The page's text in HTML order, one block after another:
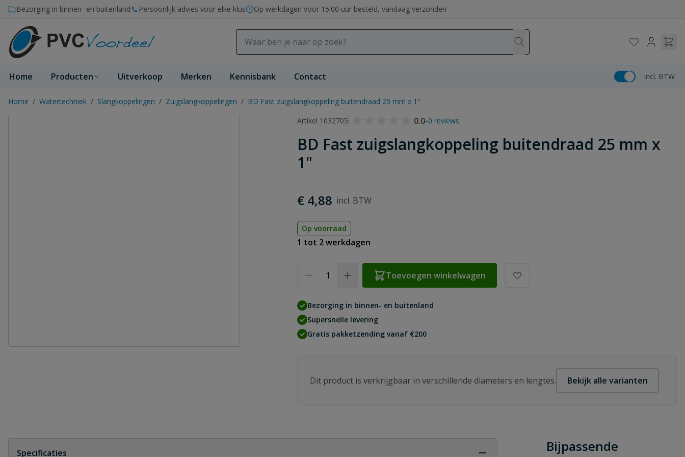
Ga naar de inhoud
Bezorging in binnen- en buitenland Persoonlijk advies voor elke klus Op werkdagen voor 15:00 uur besteld, vandaag verzonden
Home Producten Uitverkoop Merken Kennisbank Contact incl. BTW
Home / Watertechniek / Slangkoppelingen / Zuigslangkoppelingen / BD Fast zuigslangkoppeling buitendraad 25 mm x 1"
Artikel 1032705
0.0-0 reviews
BD Fast zuigslangkoppeling buitendraad 25 mm x
1"
€ 4,88
Op voorraad
1 tot 2 werkdagen
Toevoegen winkelwagen
Bezorging in binnen- en buitenland
Supersnelle levering
Gratis pakketzending vanaf €200
Dit product is verkrijgbaar in verschillende diameters en lengtes. Bekijk alle varianten
Specificaties
Bijpassende